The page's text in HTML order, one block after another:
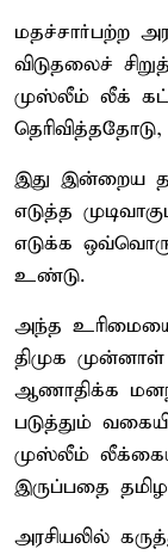
மதச்சார்பற்ற
விடுதலைச்
முஸ்லீம் லீக்
இது இன்றைய
எடுத்த
எடுக்க
உண்டு.
அந்த
திமுக
ஆணாதிக்க
படுத்தும்
முஸ்லீம்
இருப்பதை
அரசியலில்